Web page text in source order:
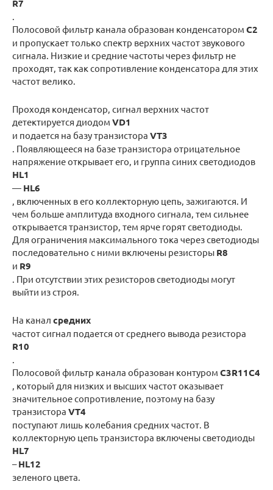
R7
.
Полосовой фильтр канала образован конденсатором С2
и пропускает только спектр верхних частот звукового
сигнала. Низкие и средние частоты через фильтр не
проходят, так как сопротивление конденсатора для этих
частот велико.
Проходя конденсатор, сигнал верхних частот
детектируется диодом VD1
и подается на базу транзистора VT3
. Появляющееся на базе транзистора отрицательное
напряжение открывает его, и группа синих светодиодов
HL1
— HL6
, включенных в его коллекторную цепь, зажигаются. И
чем больше амплитуда входного сигнала, тем сильнее
открывается транзистор, тем ярче горят светодиоды.
Для ограничения максимального тока через светодиоды
последовательно с ними включены резисторы R8
и R9
. При отсутствии этих резисторов светодиоды могут
выйти из строя.
На канал средних
частот сигнал подается от среднего вывода резистора
R10
.
Полосовой фильтр канала образован контуром С3R11С4
, который для низких и высших частот оказывает
значительное сопротивление, поэтому на базу
транзистора VT4
поступают лишь колебания средних частот. В
коллекторную цепь транзистора включены светодиоды
HL7
–HL12
зеленого цвета.